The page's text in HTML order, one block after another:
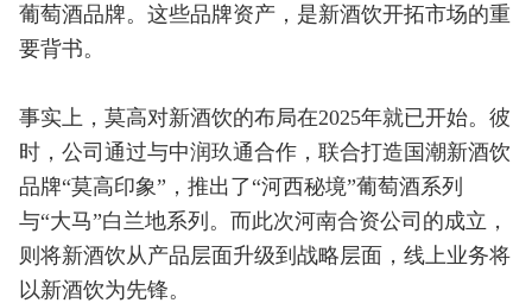
葡萄酒品牌。这些品牌资产，是新酒饮开拓市场的重
要背书。
事实上，莫高对新酒饮的布局在2025年就已开始。彼
时，公司通过与中润玖通合作，联合打造国潮新酒饮
品牌“莫高印象”，推出了“河西秘境”葡萄酒系列
与“大马”白兰地系列。而此次河南合资公司的成立，
则将新酒饮从产品层面升级到战略层面，线上业务将
以新酒饮为先锋。